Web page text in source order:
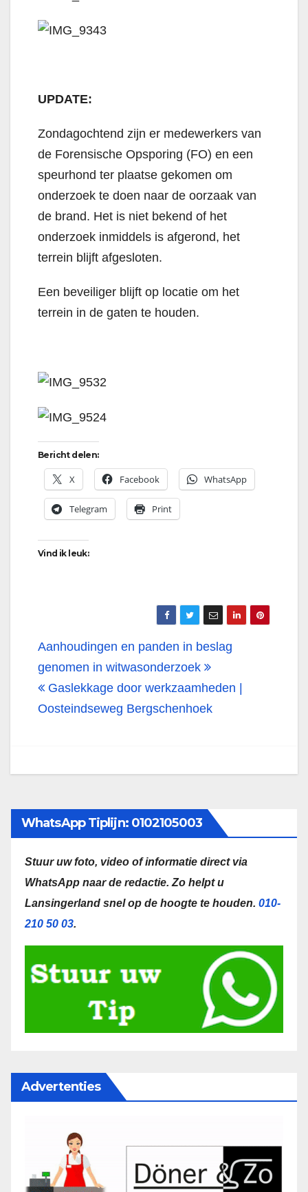
UPDATE:
Zondagochtend zijn er medewerkers van
de Forensische Opsporing (FO) en een
speurhond ter plaatse gekomen om
onderzoek te doen naar de oorzaak van
de brand. Het is niet bekend of het
onderzoek inmiddels is afgerond, het
terrein blijft afgesloten.
Een beveiliger blijft op locatie om het
terrein in de gaten te houden.
Bericht delen:
X Facebook WhatsApp
Telegram Print
Vind ik leuk:
Bericht
navigatie
Aanhoudingen en panden in beslag
genomen in witwasonderzoek
Gaslekkage door werkzaamheden |
Oosteindseweg Bergschenhoek
WhatsApp Tiplijn: 0102105003
Stuur uw foto, video of informatie direct via
WhatsApp naar de redactie.Zo helpt u
Lansingerland snel op de hoogte te houden. 010-
210 50 03.
Advertenties